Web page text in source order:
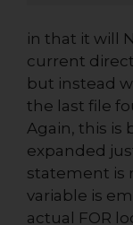
in that it will
current
but instead
the last file
Again, this is
expanded
statement is
variable is
actual FOR